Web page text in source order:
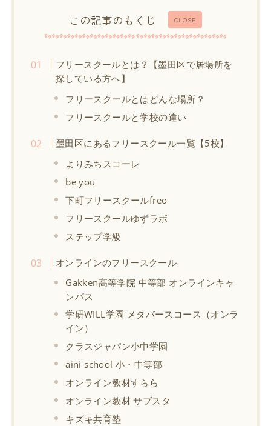
CLOSE
この記事のもくじ
フリースクールとは？【墨田区で居場所を
探している方へ】
フリースクールとはどんな場所？
フリースクールと学校の違い
墨田区にあるフリースクール一覧【5校】
よりみちスコーレ
be you
下町フリースクールfreo
フリースクールゆずラボ
ステップ学級
オンラインのフリースクール
Gakken高等学院 中等部 オンラインキャ
ンパス
学研WILL学園 メタバースコース（オンラ
イン）
クラスジャパン小中学園
aini school 小・中等部
オンライン教材すらら
オンライン教材 サブスタ
キズキ共育塾